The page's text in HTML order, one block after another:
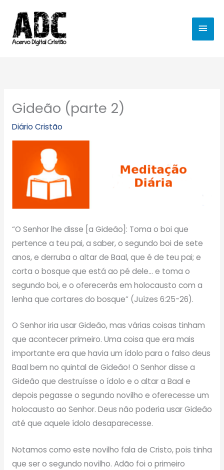
para
conteúdo
Gideão (parte 2)
Diário Cristão
“O Senhor lhe disse [a Gideão]: Toma o boi que
pertence a teu pai, a saber, o segundo boi de sete
anos, e derruba o altar de Baal, que é de teu pai; e
corta o bosque que está ao pé dele… e toma o
segundo boi, e o oferecerás em holocausto com a
lenha que cortares do bosque” (Juízes 6:25-26).
O Senhor iria usar Gideão, mas várias coisas tinham
que acontecer primeiro. Uma coisa que era mais
importante era que havia um ídolo para o falso deus
Baal bem no quintal de Gideão! O Senhor disse a
Gideão que destruísse o ídolo e o altar a Baal e
depois pegasse o segundo novilho e oferecesse um
holocausto ao Senhor. Deus não poderia usar Gideão
até que aquele ídolo desaparecesse.
Notamos como este novilho fala de Cristo, pois tinha
que ser o segundo novilho. Adão foi o primeiro